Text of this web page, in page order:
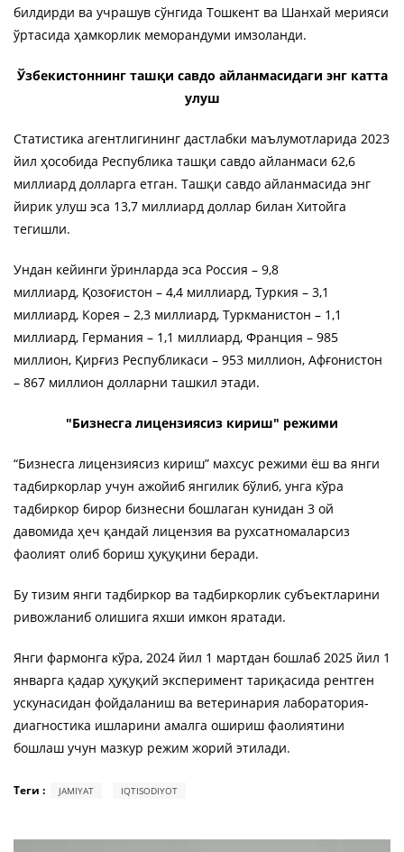
билдирди ва учрашув сўнгида Тошкент ва Шанхай мерияси
ўртасида ҳамкорлик меморандуми имзоланди.
Ўзбекистоннинг ташқи савдо айланмасидаги энг катта
улуш
Статистика агентлигининг дастлабки маълумотларида 2023
йил ҳособида Республика ташқи савдо айланмаси 62,6
миллиард долларга етган. Ташқи савдо айланмасида энг
йирик улуш эса 13,7 миллиард доллар билан Хитойга
тегишли.
Ундан кейинги ўринларда эса Россия – 9,8
миллиард, Қозоғистон – 4,4 миллиард, Туркия – 3,1
миллиард, Корея – 2,3 миллиард, Туркманистон – 1,1
миллиард, Германия – 1,1 миллиард, Франция – 985
миллион, Қирғиз Республикаси – 953 миллион, Афғонистон
– 867 миллион долларни ташкил этади.
"Бизнесга лицензиясиз кириш" режими
“Бизнесга лицензиясиз кириш” махсус режими ёш ва янги
тадбиркорлар учун ажойиб янгилик бўлиб, унга кўра
тадбиркор бирор бизнесни бошлаган кунидан 3 ой
давомида ҳеч қандай лицензия ва рухсатномаларсиз
фаолият олиб бориш ҳуқуқини беради.
Бу тизим янги тадбиркор ва тадбиркорлик субъектларини
ривожланиб олишига яхши имкон яратади.
Янги фармонга кўра, 2024 йил 1 мартдан бошлаб 2025 йил 1
январга қадар ҳуқуқий эксперимент тариқасида рентген
ускунасидан фойдаланиш ва ветеринария лаборатория-
диагностика ишларини амалга ошириш фаолиятини
бошлаш учун мазкур режим жорий этилади.
Теги : JAMIYAT IQTISODIYOT